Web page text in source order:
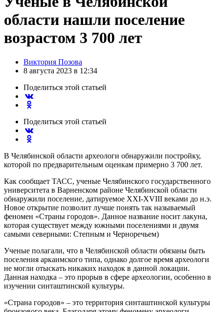
области нашли поселение
возрастом 3 700 лет
Posted
by
Виктория Позова
8 августа 2023 в 12:34
Поделиться этой статьей
Поделиться этой статьей
В Челябинской области археологи обнаружили постройку,
которой по предварительным оценкам примерно 3 700 лет.
Как сообщает ТАСС, ученые Челябинского государственного
университета в Варненском районе Челябинской области
обнаружили поселение, датируемое XXI-XVIII веками до н.э.
Новое открытие позволит лучше понять так называемый
феномен «Страны городов». Данное название носит лакуна,
которая существует между южными поселениями и двумя
самыми северными: Степным и Черноречьем)
Ученые полагали, что в Челябинской области обязаны быть
поселения аркаимского типа, однако долгое время археологи
не могли отыскать никаких находок в данной локации.
Данная находка – это прорыв в сфере археологии, особенно в
изучении синташтинской культуры.
«Страна городов» – это территория синташтинской культуры